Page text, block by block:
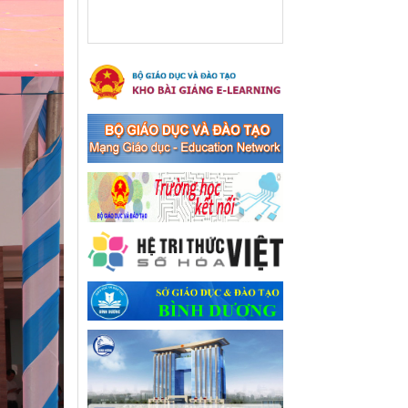
Hưởng ứng cuộc thi trực
tuyến "Tìm hiểu Nghị quyết
Trung ương 8 Khoá XIII"
Hưởng ứng cuộc thi trực tuyến
"Tìm hiểu Nghị quyết Trung
ương 8 Khoá XIII"
Ngày ban hành: 04/03/2024
Kế hoạch Triển khai công
tác tuyên truyền, đảm bảo
trật tự, an toàn giao thông
năm 2024 tại các cơ sở giáo
dục trên địa bàn thị xã Bến
Cát
Kế hoạch Triển khai công tác
tuyên truyền, đảm bảo trật tự,
an toàn giao thông năm 2024
tại các cơ sở giáo dục trên địa
bàn thị xã Bến Cát